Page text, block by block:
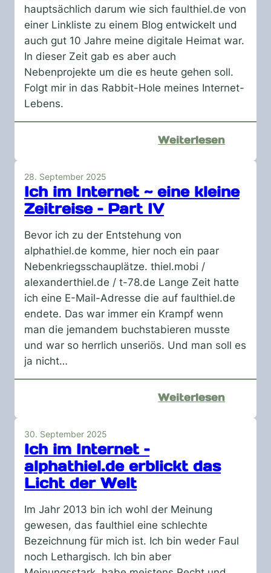
–
Part
hauptsächlich darum wie sich faulthiel.de von
einer Linkliste zu einem Blog entwickelt und
auch gut 10 Jahre meine digitale Heimat war.
In dieser Zeit gab es aber auch
Nebenprojekte um die es heute gehen soll.
Folgt mir in das Rabbit-Hole meines Internet-
Lebens.
Weiterlesen:
Internet
~
Part
III
28. September 2025
Ich im Internet ~ eine kleine
Zeitreise – Part IV
Bevor ich zu der Entstehung von
alphathiel.de komme, hier noch ein paar
Nebenkriegsschauplätze. thiel.mobi /
alexanderthiel.de / t-78.de Lange Zeit hatte
ich eine E-Mail-Adresse die auf faulthiel.de
endete. Das war immer ein Krampf wenn
man die jemandem buchstabieren musste
und war so herrlich unseriös. Und man soll es
ja nicht…
Weiterlesen:
Part
30. September 2025
Ich im Internet –
alphathiel.de erblickt das
Licht der Welt
Im Jahr 2013 bin ich wohl der Meinung
gewesen, das faulthiel eine schlechte
Bezeichnung für mich ist. Ich bin weder Faul
noch Lethargisch. Ich bin aber